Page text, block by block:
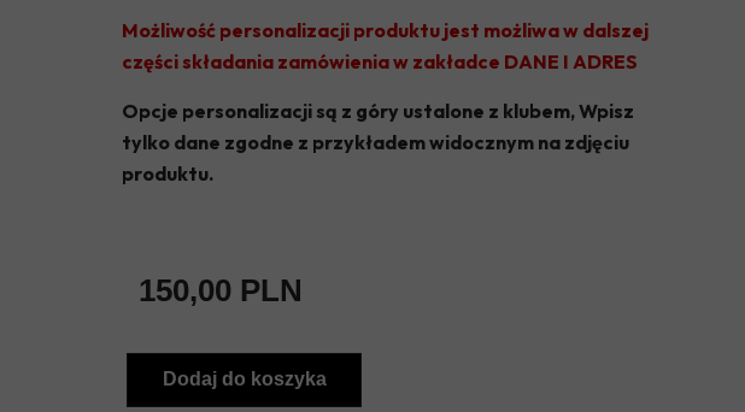
TYTAN WISZNICE
VICTORIA GŁOSKÓW
UKS KĄTY
Dodaj do koszyka
Możliwość personalizacji produktu jest możliwa w dalszej
części składania zamówienia w zakładce DANE I ADRES
Opcje personalizacji są z góry ustalone z klubem, Wpisz
tylko dane zgodne z przykładem widocznym na zdjęciu
produktu.
150,00 PLN